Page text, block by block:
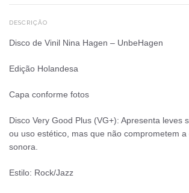
DESCRIÇÃO
Disco de Vinil Nina Hagen – UnbeHagen
Edição Holandesa
Capa conforme fotos
Disco Very Good Plus (VG+): Apresenta leves
ou uso estético, mas que não comprometem a
sonora.
Estilo: Rock/Jazz